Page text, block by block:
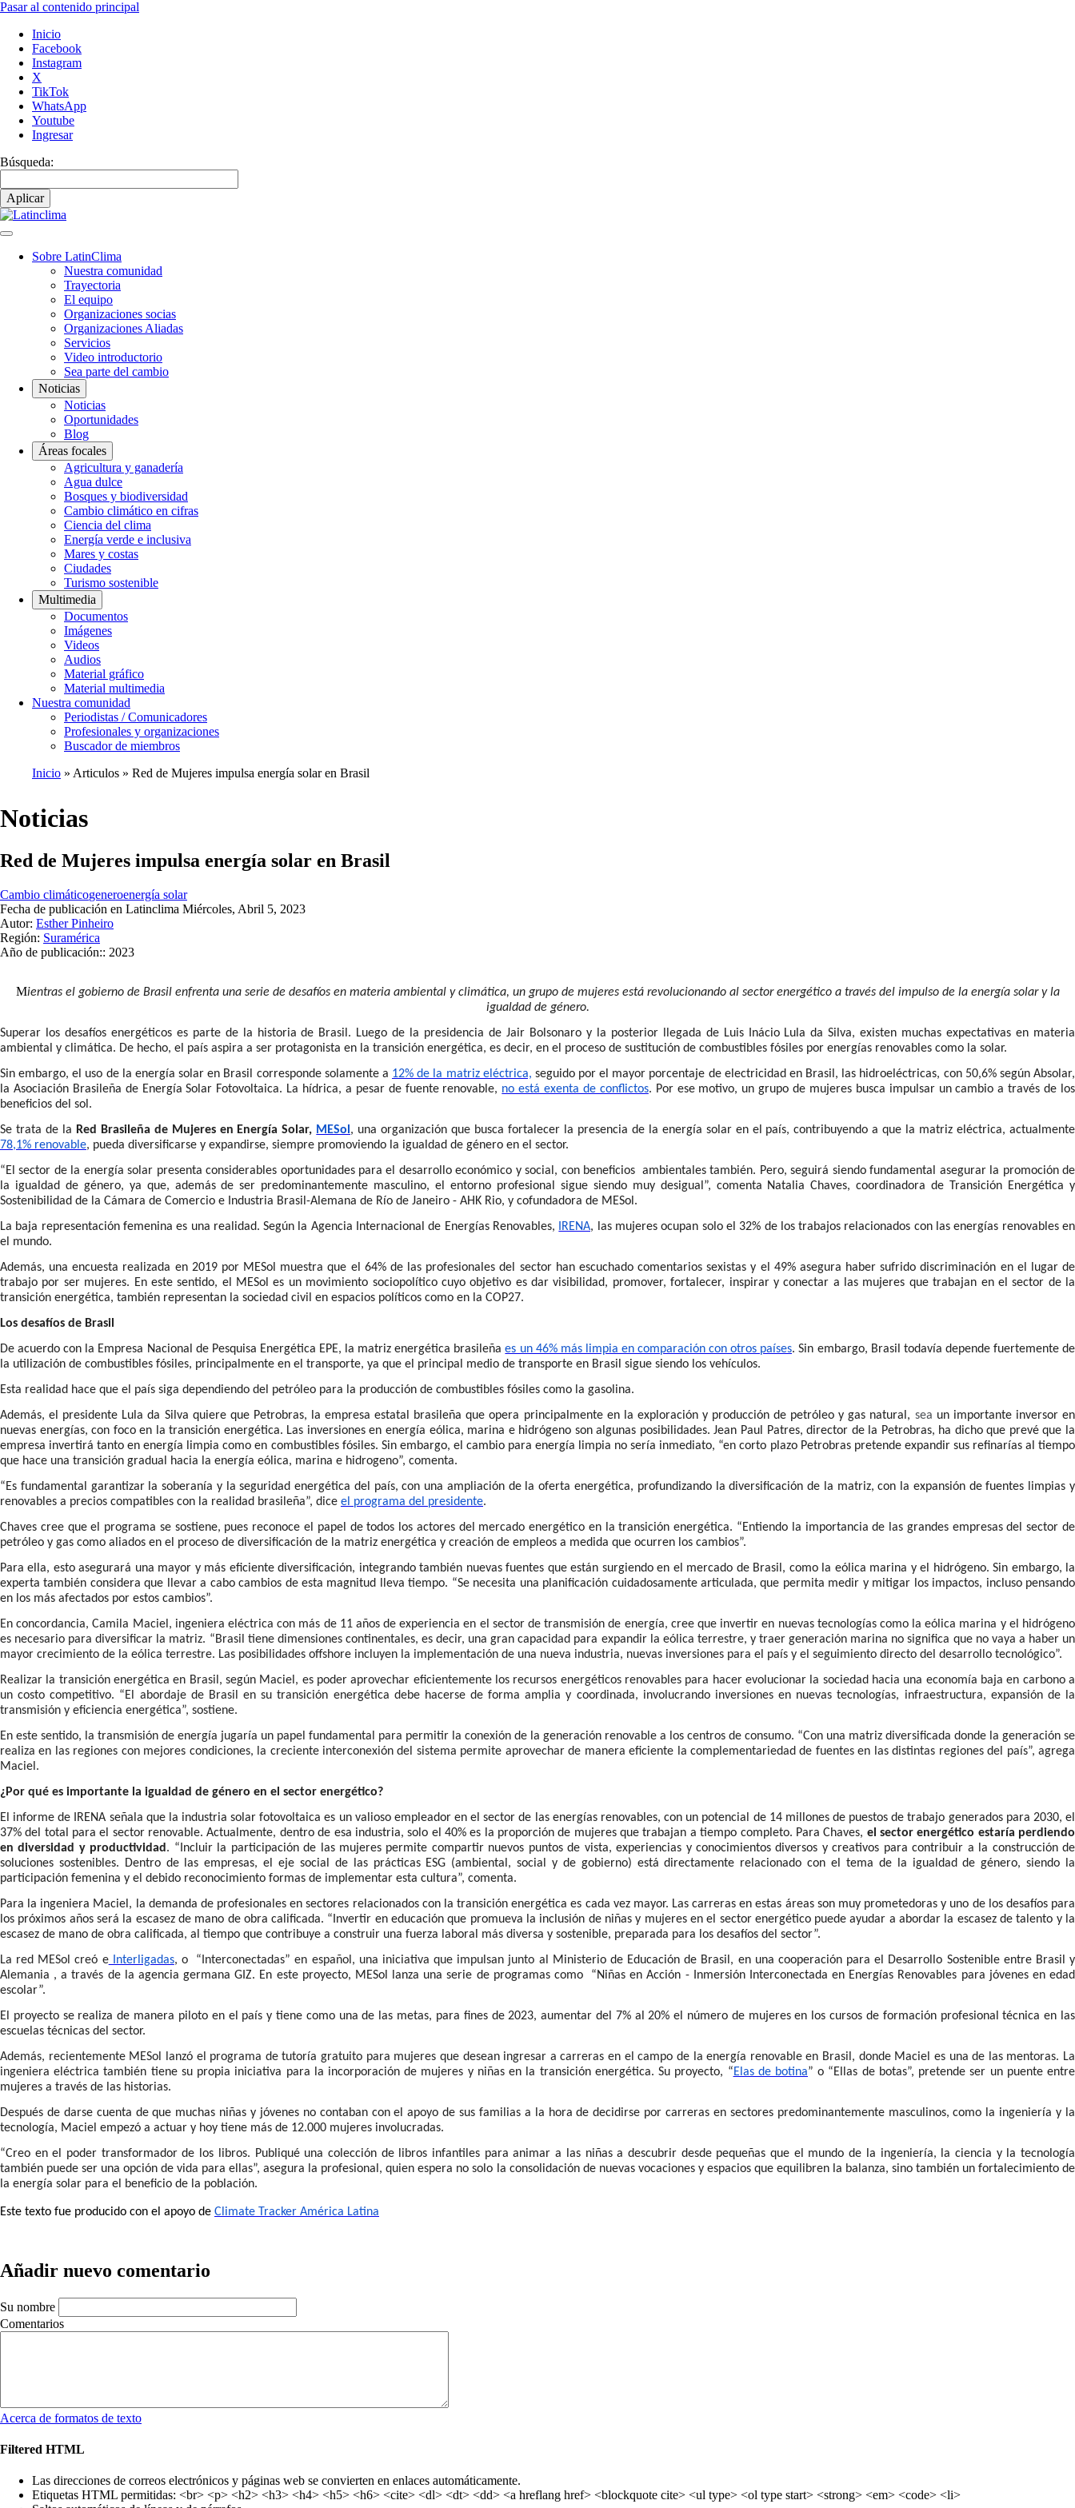
Pasar al contenido principal
Inicio
Facebook
Instagram
X
TikTok
WhatsApp
Youtube
Ingresar
Búsqueda:
Navegación
Sobre LatinClima
Nuestra comunidad
Trayectoria
El equipo
Organizaciones socias
Organizaciones Aliadas
Servicios
Video introductorio
Sea parte del cambio
Noticias
Noticias
Oportunidades
Blog
Áreas focales
Agricultura y ganadería
Agua dulce
Bosques y biodiversidad
Cambio climático en cifras
Ciencia del clima
Energía verde e inclusiva
Mares y costas
Ciudades
Turismo sostenible
Multimedia
Documentos
Imágenes
Videos
Audios
Material gráfico
Material multimedia
Nuestra comunidad
Periodistas / Comunicadores
Profesionales y organizaciones
Buscador de miembros
de
Inicio Articulos Red de Mujeres impulsa energía solar en Brasil
Noticias
Red de Mujeres impulsa energía solar en Brasil
Cambio climáticogeneroenergía solar
Fecha de publicación en Latinclima Miércoles, Abril 5, 2023
Autor: Esther Pinheiro
Región: Suramérica
Año de publicación:: 2023
Mientras el gobierno de Brasil enfrenta una serie de desafíos en materia ambiental y climática, un grupo de mujeres está revolucionando al sector energético a través del impulso de la energía solar y la
igualdad de género.
Superar los desafíos energéticos es parte de la historia de Brasil. Luego de la presidencia de Jair Bolsonaro y la posterior llegada de Luis Inácio Lula da Silva, existen muchas expectativas en materia
ambiental y climática. De hecho, el país aspira a ser protagonista en la transición energética, es decir, en el proceso de sustitución de combustibles fósiles por energías renovables como la solar.
Sin embargo, el uso de la energía solar en Brasil corresponde solamente a 12% de la matriz eléctrica, seguido por el mayor porcentaje de electricidad en Brasil, las hidroeléctricas, con 50,6% según Absolar,
la Asociación Brasileña de Energía Solar Fotovoltaica. La hídrica, a pesar de fuente renovable, no está exenta de conflictos. Por ese motivo, un grupo de mujeres busca impulsar un cambio a través de los
beneficios del sol.
Se trata de la Red Brasileña de Mujeres en Energía Solar, MESol , una organización que busca fortalecer la presencia de la energía solar en el país, contribuyendo a que la matriz eléctrica, actualmente
78,1% renovable, pueda diversificarse y expandirse, siempre promoviendo la igualdad de género en el sector.
“El sector de la energía solar presenta considerables oportunidades para el desarrollo económico y social, con beneficios ambientales también. Pero, seguirá siendo fundamental asegurar la promoción de
la igualdad de género, ya que, además de ser predominantemente masculino, el entorno profesional sigue siendo muy desigual”, comenta Natalia Chaves, coordinadora de Transición Energética y
Sostenibilidad de la Cámara de Comercio e Industria Brasil-Alemana de Río de Janeiro - AHK Rio, y cofundadora de MESol.
La baja representación femenina es una realidad. Según la Agencia Internacional de Energías Renovables,
IRENA, las mujeres ocupan solo el 32% de los trabajos relacionados con las energías renovables en
el mundo.
Además, una encuesta realizada en 2019 por MESol muestra que el 64% de las profesionales del sector han escuchado comentarios sexistas y el 49% asegura haber sufrido discriminación en el lugar de
trabajo por ser mujeres. En este sentido, el MESol es un movimiento sociopolítico cuyo objetivo es dar visibilidad, promover, fortalecer, inspirar y conectar a las mujeres que trabajan en el sector de la
transición energética, también representan la sociedad civil en espacios políticos como en la COP27.
Los desafíos de Brasil
De acuerdo con la Empresa Nacional de Pesquisa Energética EPE, la matriz energética brasileñaes un 46% más limpia en comparación con otros países. Sin embargo, Brasil todavía depende fuertemente de
la utilización de combustibles fósiles, principalmente en el transporte, ya que el principal medio de transporte en Brasil sigue siendo los vehículos.
Esta realidad hace que el país siga dependiendo del petróleo para la producción de combustibles fósiles como la gasolina.
Además, el presidente Lula da Silva quiere que Petrobras, la empresa estatal brasileña que opera principalmente en la exploración y producción de petróleo y gas natural, sea un importante inversor en
nuevas energías, con foco en la transición energética. Las inversiones en energía eólica, marina e hidrógeno son algunas posibilidades. Jean Paul Patres, director de la Petrobras, ha dicho que prevé que la
empresa invertirá tanto en energía limpia como en combustibles fósiles. Sin embargo, el cambio para energía limpia no sería inmediato, “en corto plazo Petrobras pretende expandir sus refinarías al tiempo
que hace una transición gradual hacia la energía eólica, marina e hidrogeno”, comenta.
“Es fundamental garantizar la soberanía y la seguridad energética del país, con una ampliación de la oferta energética, profundizando la diversificación de la matriz, con la expansión de fuentes limpias y
renovables a precios compatibles con la realidad brasileña”, dice el programa del presidente.
Chaves cree que el programa se sostiene, pues reconoce el papel de todos los actores del mercado energético en la transición energética. “Entiendo la importancia de las grandes empresas del sector de
petróleo y gas como aliados en el proceso de diversificación de la matriz energética y creación de empleos a medida que ocurren los cambios”.
Para ella, esto asegurará una mayor y más eficiente diversificación, integrando también nuevas fuentes que están surgiendo en el mercado de Brasil, como la eólica marina y el hidrógeno. Sin embargo, la
experta también considera que llevar a cabo cambios de esta magnitud lleva tiempo. “Se necesita una planificación cuidadosamente articulada, que permita medir y mitigar los impactos, incluso pensando
en los más afectados por estos cambios”.
En concordancia,Camila Maciel, ingeniera eléctrica con más de 11 años de experiencia en el sector de transmisión de energía, cree que invertir en nuevas tecnologías como la eólica marina y el hidrógeno
es necesario para diversificar la matriz. “Brasil tiene dimensiones continentales, es decir, una gran capacidad para expandir la eólica terrestre, y traer generación marina no significa que no vaya a haber un
mayor crecimiento de la eólica terrestre. Las posibilidades offshore incluyen la implementación de una nueva industria, nuevas inversiones para el país y el seguimiento directo del desarrollo tecnológico”.
Realizar la transición energética en Brasil, según Maciel, es poder aprovechar eficientemente los recursos energéticos renovables para hacer evolucionar la sociedad hacia una economía baja en carbono a
un costo competitivo. “El abordaje de Brasil en su transición energética debe hacerse de forma amplia y coordinada, involucrando inversiones en nuevas tecnologías, infraestructura, expansión de la
transmisión y eficiencia energética”, sostiene.
En este sentido, la transmisión de energía jugaría un papel fundamental para permitir la conexión de la generación renovable a los centros de consumo. “Con una matriz diversificada donde la generación se
realiza en las regiones con mejores condiciones, la creciente interconexión del sistema permite aprovechar de manera eficiente la complementariedad de fuentes en las distintas regiones del país”, agrega
Maciel.
¿Por qué es importante la igualdad de género en el sector energético?
El informe de IRENA señala que la industria solar fotovoltaica es un valioso empleador en el sector de las energías renovables, con un potencial de 14 millones de puestos de trabajo generados para 2030, el
37% del total para el sector renovable. Actualmente, dentro de esa industria, solo el 40% es la proporción de mujeres que trabajan a tiempo completo. Para Chaves, el sector energético estaría perdiendo
en diversidad y productividad . “Incluir la participación de las mujeres permite compartir nuevos puntos de vista, experiencias y conocimientos diversos y creativos para contribuir a la construcción de
soluciones sostenibles. Dentro de las empresas, el eje social de las prácticas ESG (ambiental, social y de gobierno) está directamente relacionado con el tema de la igualdad de género, siendo la
participación femenina y el debido reconocimiento formas de implementar esta cultura”, comenta.
Para la ingeniera Maciel, la demanda de profesionales en sectores relacionados con la transición energética es cada vez mayor. Las carreras en estas áreas son muy prometedoras y uno de los desafíos para
los próximos años será la escasez de mano de obra calificada. “Invertir en educación que promueva la inclusión de niñas y mujeres en el sector energético puede ayudar a abordar la escasez de talento y la
escasez de mano de obra calificada, al tiempo que contribuye a construir una fuerza laboral más diversa y sostenible, preparada para los desafíos del sector”.
La red MESol creó eInterligadas, o “Interconectadas” en español, una iniciativa que impulsan junto al
Ministerio de Educación de Brasil, en una cooperación para el Desarrollo Sostenible entre Brasil y
Alemania , a través de la agencia germana GIZ. En este proyecto, MESol lanza una serie de programas como “Niñas en Acción - Inmersión Interconectada en Energías Renovables para jóvenes en edad
escolar”.
El proyecto se realiza de manera piloto en el país y tiene como una de las metas, para fines de 2023, aumentar del 7% al 20% el número de mujeres en los cursos de formación profesional técnica en las
escuelas técnicas del sector.
Además, recientemente MESol lanzó el programa de tutoría gratuito para mujeres que desean ingresar a carreras en el campo de la energía renovable en Brasil, donde Maciel es una de las mentoras. La
ingeniera eléctricatambién tiene su propia iniciativa para la incorporación de mujeres y niñas en la transición energética. Su proyecto, “Elas de botina” o “Ellas de botas”, pretende ser un puente entre
mujeres a través de las historias.
Después de darse cuenta de que muchas niñas y jóvenes no contaban con el apoyo de sus familias a la hora de decidirse por carreras en sectores predominantemente masculinos, como la ingeniería y la
tecnología, Maciel empezó a actuar y hoy tiene más de 12.000 mujeres involucradas.
“Creo en el poder transformador de los libros. Publiqué una colección de libros infantiles para animar a las niñas a descubrir desde pequeñas que el mundo de la ingeniería, la ciencia y la tecnología
también puede ser una opción de vida para ellas”, asegura la profesional, quien espera no solo la consolidación de nuevas vocaciones y espacios que equilibren la balanza, sino también un fortalecimiento de
la energía solar para el beneficio de la población.
Este texto fue producido con el apoyo de Climate Tracker América Latina
Añadir nuevo comentario
Su nombre
Comentarios
Acerca de formatos de texto
Filtered HTML
Las direcciones de correos electrónicos y páginas web se convierten en enlaces automáticamente.
Etiquetas HTML permitidas: <br> <p> <h2> <h3> <h4> <h5> <h6> <cite> <dl> <dt> <dd> <a hreflang href> <blockquote cite> <ul type> <ol type start> <strong> <em> <code> <li>